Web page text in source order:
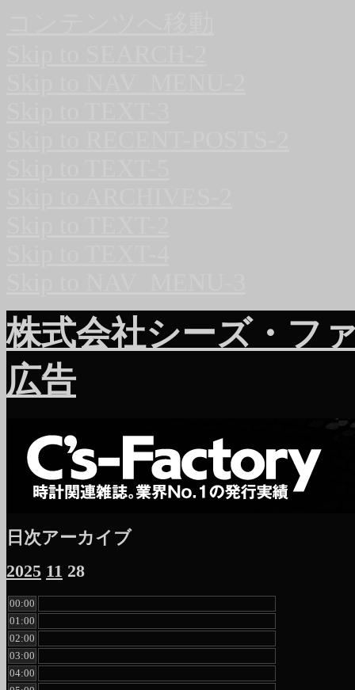
株式会社シーズ・フ
広告
日次アーカイブ
2025 11 28
00:00
01:00
02:00
03:00
04:00